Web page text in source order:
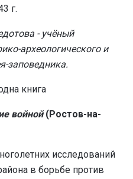
г.
- учёный
археологического и
заповедника.
книга
войной(Ростов-на-
исследований
в борьбе против